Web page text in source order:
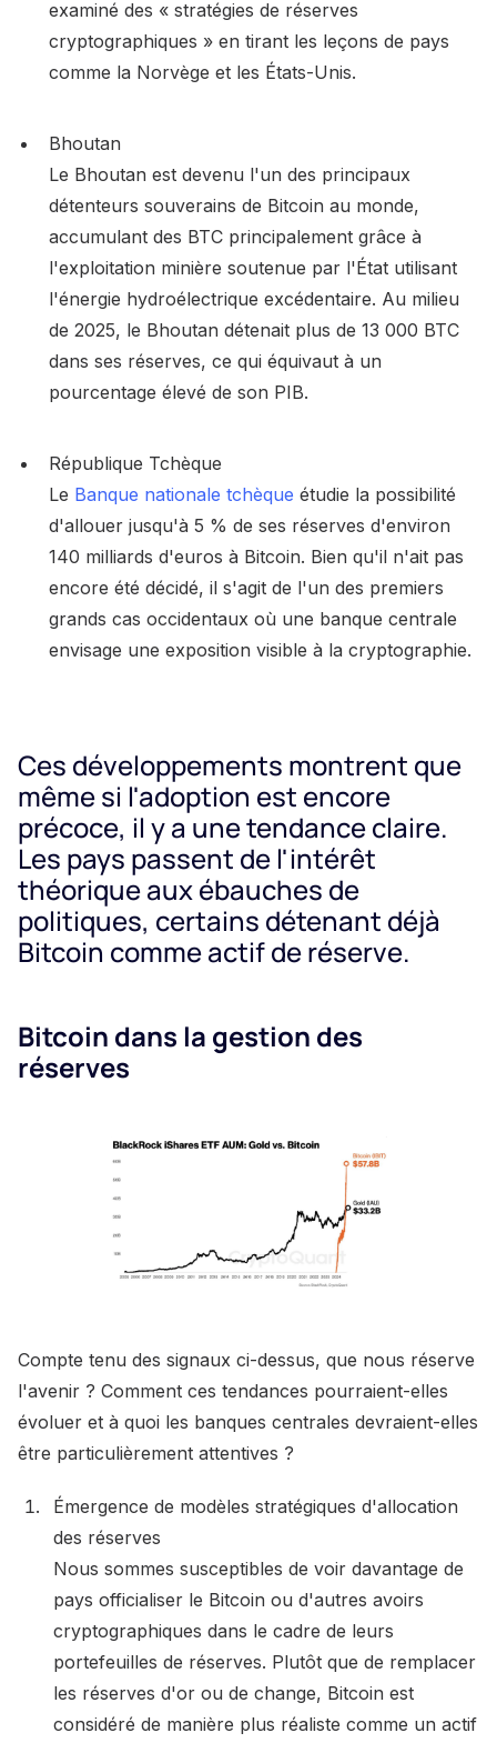
examiné des « stratégies de réserves
cryptographiques » en tirant les leçons de pays
comme la Norvège et les États-Unis.
Bhoutan
Le Bhoutan est devenu l'un des principaux
détenteurs souverains de Bitcoin au monde,
accumulant des BTC principalement grâce à
l'exploitation minière soutenue par l'État utilisant
l'énergie hydroélectrique excédentaire. Au milieu
de 2025, le Bhoutan détenait plus de 13 000 BTC
dans ses réserves, ce qui équivaut à un
pourcentage élevé de son PIB.
République Tchèque
Le Banque nationale tchèque étudie la possibilité
d'allouer jusqu'à 5 % de ses réserves d'environ
140 milliards d'euros à Bitcoin. Bien qu'il n'ait pas
encore été décidé, il s'agit de l'un des premiers
grands cas occidentaux où une banque centrale
envisage une exposition visible à la cryptographie.
Ces développements montrent que
même si l'adoption est encore
précoce, il y a une tendance claire.
Les pays passent de l'intérêt
théorique aux ébauches de
politiques, certains détenant déjà
Bitcoin comme actif de réserve.
Bitcoin dans la gestion des
réserves
Compte tenu des signaux ci-dessus, que nous réserve
l'avenir ? Comment ces tendances pourraient-elles
évoluer et à quoi les banques centrales devraient-elles
être particulièrement attentives ?
Émergence de modèles stratégiques d'allocation
des réserves
Nous sommes susceptibles de voir davantage de
pays officialiser le Bitcoin ou d'autres avoirs
cryptographiques dans le cadre de leurs
portefeuilles de réserves. Plutôt que de remplacer
les réserves d'or ou de change, Bitcoin est
considéré de manière plus réaliste comme un actif